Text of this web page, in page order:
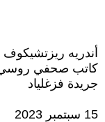
أندريه ريزتشيكوف
كاتب صحفي
جريدة فزغلياد
15 سبتمبر 2023